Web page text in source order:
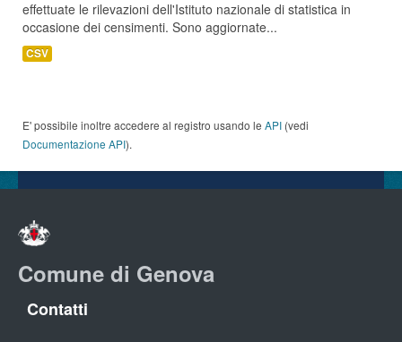
effettuate le rilevazioni dell'Istituto nazionale di statistica in
occasione dei censimenti. Sono aggiornate...
CSV
E' possibile inoltre accedere al registro usando le API (vedi
Documentazione API).
Comune di Genova
Contatti